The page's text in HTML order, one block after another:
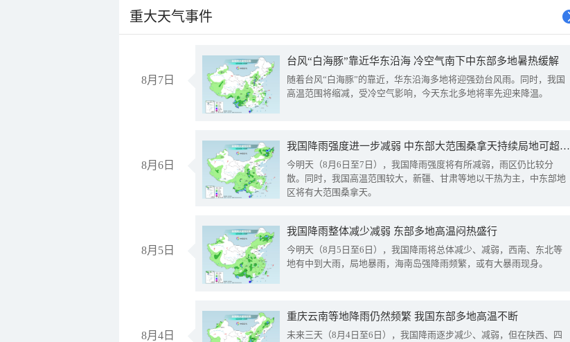
重大天气事件
8月7日
台风“白海豚”靠近华东沿海 冷空气南下中东部多地暑热缓解
随着台风“白海豚”的靠近，华东沿海多地将迎强劲台风雨。同时，我国
高温范围将缩减，受冷空气影响，今天东北多地将率先迎来降温。
8月6日
我国降雨强度进一步减弱 中东部大范围桑拿天持续局地可超38℃
今明天（8月6日至7日），我国降雨强度将有所减弱，雨区仍比较分
散。同时，我国高温范围较大，新疆、甘肃等地以干热为主，中东部地
区将有大范围桑拿天。
8月5日
我国降雨整体减少减弱 东部多地高温闷热盛行
今明天（8月5日至6日），我国降雨将总体减少、减弱，西南、东北等
地有中到大雨，局地暴雨，海南岛强降雨频繁，或有大暴雨现身。
8月4日
重庆云南等地降雨仍然频繁 我国东部多地高温不断
未来三天（8月4日至6日），我国降雨逐步减少、减弱，但在陕西、四